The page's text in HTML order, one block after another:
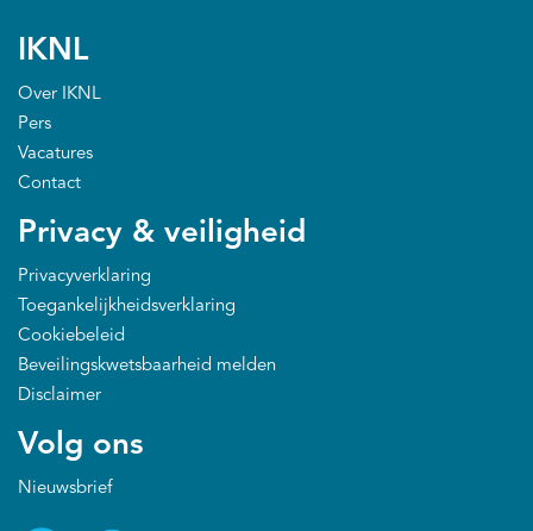
IKNL
Over IKNL
Pers
Vacatures
Contact
Privacy & veiligheid
Privacyverklaring
Toegankelijkheidsverklaring
Cookiebeleid
Beveilingskwetsbaarheid melden
Disclaimer
Volg ons
Nieuwsbrief